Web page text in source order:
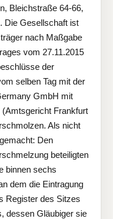
Bleichstraße 64-66,
Die Gesellschaft ist
nach Maßgabe
vom 27.11.2015
der
selben Tag mit der
GmbH mit
Frankfurt
Als nicht
Den
beteiligten
binnen sechs
dem die Eintragung
Register des Sitzes
dessen Gläubiger sie